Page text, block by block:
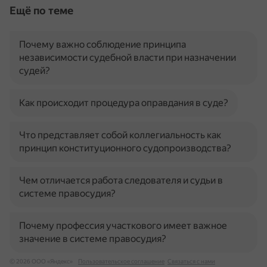
Ещё по теме
Почему важно соблюдение принципа
независимости судебной власти при назначении
судей?
Как происходит процедура оправдания в суде?
Что представляет собой коллегиальность как
принцип конституционного судопроизводства?
Чем отличается работа следователя и судьи в
системе правосудия?
Почему профессия участкового имеет важное
значение в системе правосудия?
© 2026 ООО «Яндекс» Пользовательское соглашение Связаться с нами